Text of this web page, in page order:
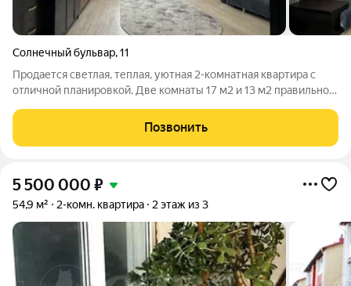
Солнечный бульвар,11
Продается светлая, теплая, уютная 2-комнатная квартира с
отличной планировкой. Две комнаты 17 м2 и 13 м2 правильной
Просторная кухня 9 м2 вмещает в себя угловой кухонный
гарнитур и обеденную зону с
Позвонить
5 500 000 ₽
54,9 м² 2-комн. квартира 2 этаж из 3